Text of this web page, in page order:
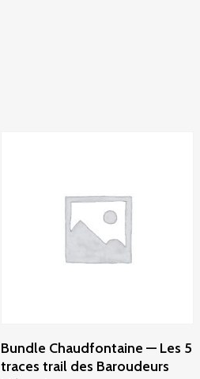
Ajouter Au Panier
Bundle Chaudfontaine — Les 5
traces trail des Baroudeurs